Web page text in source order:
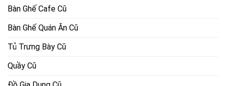
Bàn Ghế Cafe Cũ
Bàn Ghế Quán Ăn Cũ
Tủ Trưng Bày Cũ
Quầy Cũ